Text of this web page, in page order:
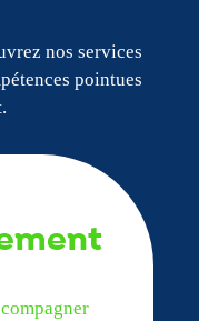
nos services
pointues